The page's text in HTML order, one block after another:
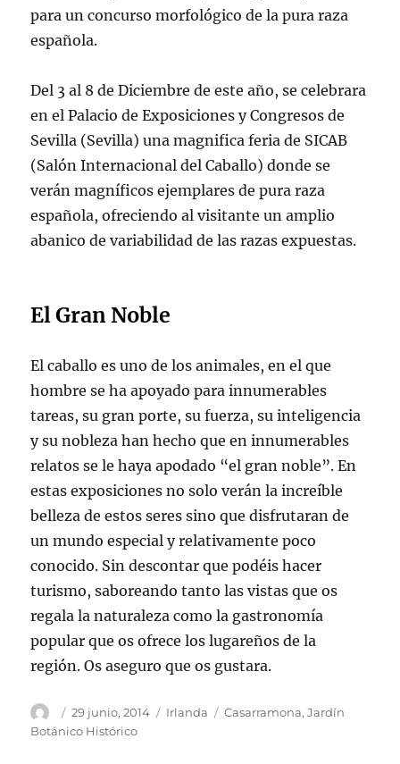
para un concurso morfológico de la pura raza
española.
Del 3 al 8 de Diciembre de este año, se celebrara
en el Palacio de Exposiciones y Congresos de
Sevilla (Sevilla) una magnifica feria de SICAB
(Salón Internacional del Caballo) donde se
verán magníficos ejemplares de pura raza
española, ofreciendo al visitante un amplio
abanico de variabilidad de las razas expuestas.
El Gran Noble
El caballo es uno de los animales, en el que
hombre se ha apoyado para innumerables
tareas, su gran porte, su fuerza, su inteligencia
y su nobleza han hecho que en innumerables
relatos se le haya apodado “el gran noble”. En
estas exposiciones no solo verán la increíble
belleza de estos seres sino que disfrutaran de
un mundo especial y relativamente poco
conocido. Sin descontar que podéis hacer
turismo, saboreando tanto las vistas que os
regala la naturaleza como la gastronomía
popular que os ofrece los lugareños de la
región. Os aseguro que os gustara.
Autor
Publicado
el
29 junio, 2014 Categorías
Irlanda Etiquetas
Casarramona,Jardín
Botánico Histórico